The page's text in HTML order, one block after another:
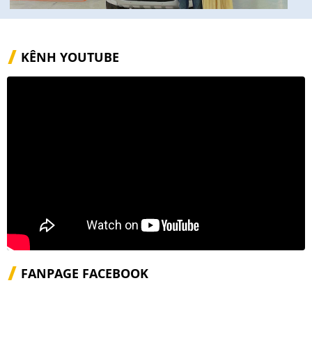
KÊNH YOUTUBE
FANPAGE FACEBOOK